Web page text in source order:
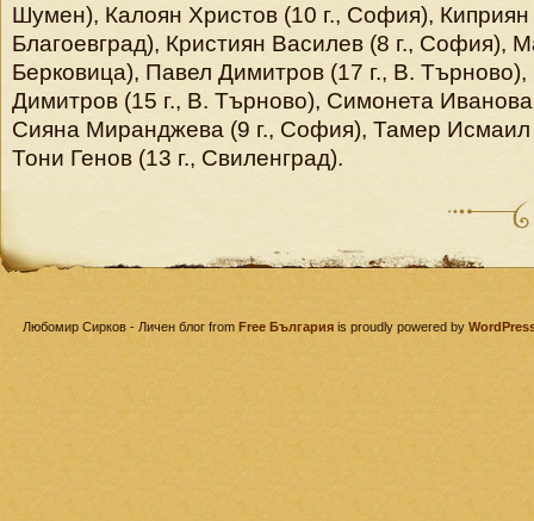
Шумен), Калоян Христов (10 г., София), Киприян
Благоевград), Кристиян Василев (8 г., София),
Берковица), Павел Димитров (17 г., В.
Димитров (15 г., В. Търново), Симонета
Сияна Миранджева (9 г., София), Тамер Исмаил
Тони Генов (13 г., Свиленград).
Любомир Сирков - Личен блог from Free България is proudly powered by